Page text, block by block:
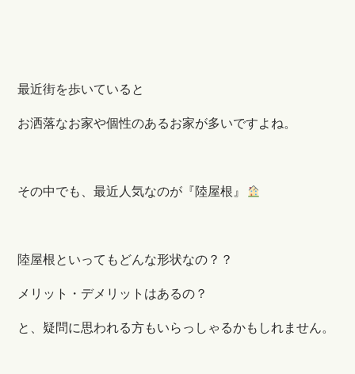
最近街を歩いていると
お洒落なお家や個性のあるお家が多いですよね。
その中でも、最近人気なのが『陸屋根』
陸屋根といってもどんな形状なの？？
メリット・デメリットはあるの？
と、疑問に思われる方もいらっしゃるかもしれません。